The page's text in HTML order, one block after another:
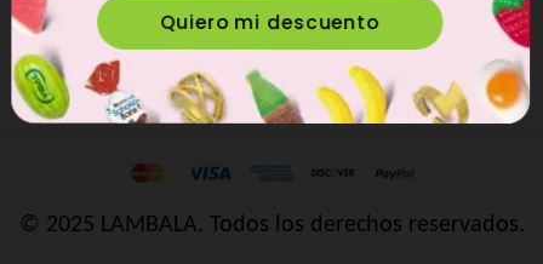
MI CUENTA
ÚNETE AL UNIVERSO LAMBALA
© 2025 LAMBALA. Todos los derechos reservados.